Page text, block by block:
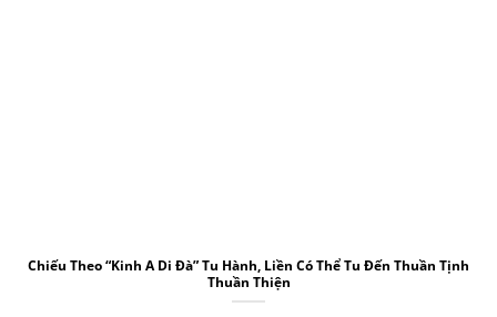
Chiếu Theo “Kinh A Di Đà” Tu Hành, Liền Có Thể Tu Đến Thuần Tịnh
Thuần Thiện